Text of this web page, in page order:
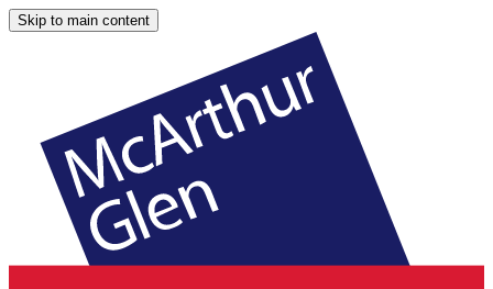
Skip to main content